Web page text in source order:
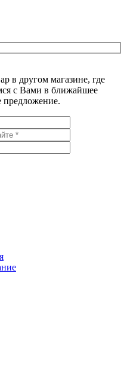
в другом магазине, где
с Вами в ближайшее
предложение.